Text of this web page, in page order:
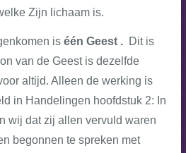
Zijn lichaam is.
is één Geest . Dit is
van de Geest is dezelfde
altijd. Alleen de werking is
in Handelingen hoofdstuk 2: In
wij dat zij allen vervuld waren
begonnen te spreken met